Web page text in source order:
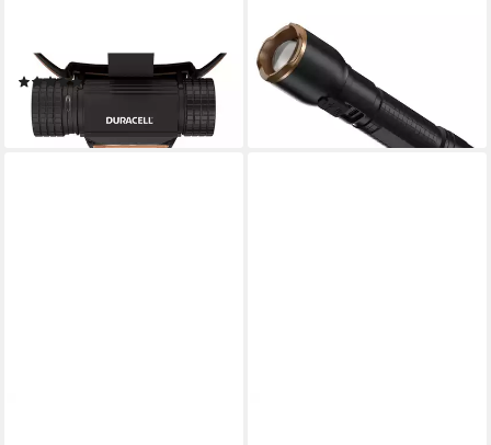
Red & Green light
(1)
59,90 €
lieferbar - in 2-3 Werktagen bei dir
LED Taschenlampe DF1500R,
aufladbar USB-C in & out
39,90 €
lieferbar - in 2-3 Werktagen bei dir